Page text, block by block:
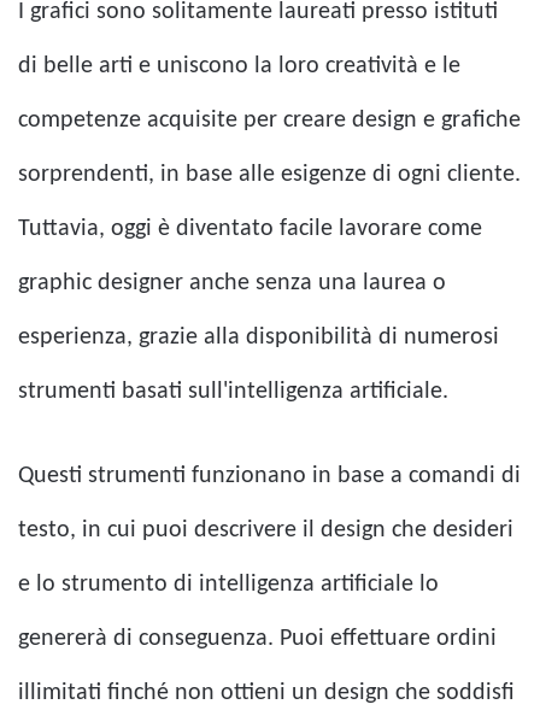
I grafici sono solitamente laureati presso istituti
di belle arti e uniscono la loro creatività e le
competenze acquisite per creare design e grafiche
sorprendenti, in base alle esigenze di ogni cliente.
Tuttavia, oggi è diventato facile lavorare come
graphic designer anche senza una laurea o
esperienza, grazie alla disponibilità di numerosi
strumenti basati sull'intelligenza artificiale.
Questi strumenti funzionano in base a comandi di
testo, in cui puoi descrivere il design che desideri
e lo strumento di intelligenza artificiale lo
genererà di conseguenza. Puoi effettuare ordini
illimitati finché non ottieni un design che soddisfi